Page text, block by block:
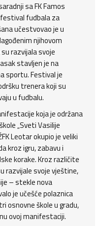
sa FK Famos
festival fudbala za
učestvovao je u
njihovom
razvijala svoje
stavljen je na
sportu. Festival je
trenera koji su
u fudbalu.
koja je održana
„Sveti Vasilije
Leotar okupio je veliki
kroz igru, zabavu i
korake. Kroz različite
razvijale svoje vještine,
– stekle nova
je učešće polaznica
osnovne škole u gradu,
ovoj manifestaciji.